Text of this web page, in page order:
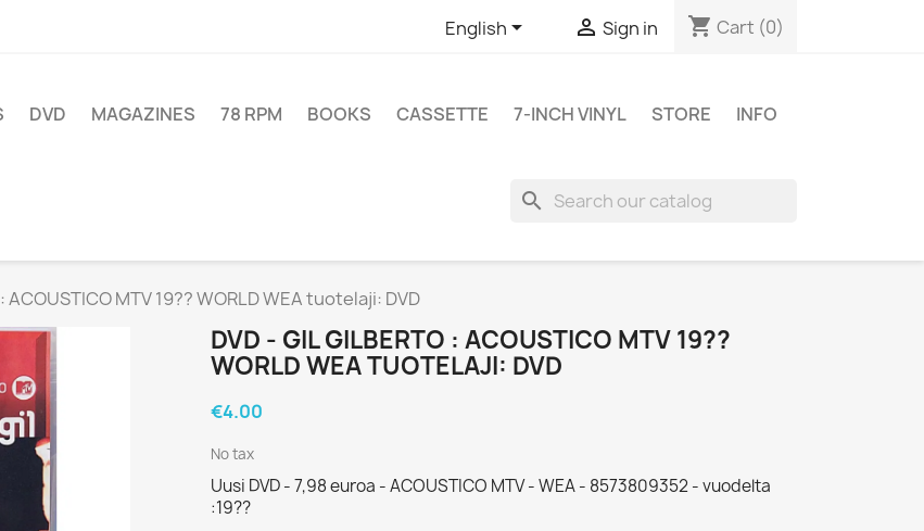
English  Sign in shopping_cart Cart (0)
DVD MAGAZINES 78 RPM BOOKS CASSETTE 7-INCH VINYL STORE
INFO
search
: ACOUSTICO MTV 19?? WORLD WEA tuotelaji: DVD
DVD - GIL GILBERTO : ACOUSTICO MTV 19??
WORLD WEA TUOTELAJI: DVD
€4.00
No tax
Uusi DVD - 7,98 euroa - ACOUSTICO MTV - WEA - 8573809352 - vuodelta
:19??